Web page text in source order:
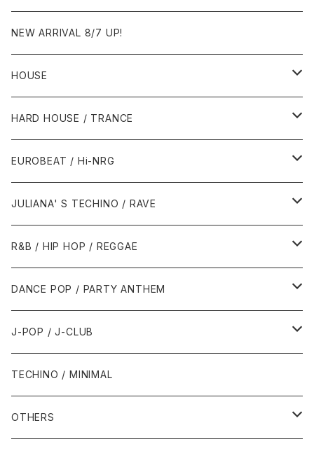
NEW ARRIVAL 8/7 UP!
HOUSE
1980年代
1987年・以前
1988年
1990年代
1990年
1991年
1995年
1996年
2000年代
2000年
2001年
2005年
2010年代
2010年
2011年
HARD HOUSE / TRANCE
1990年代
1994年・以前
1995年
1999年
2000年代
2000年
2001年
2005年
EUROBEAT / Hi-NRG
1980年代
1986年・以前
1987年
1990年代
1990年
1991年
2000年代
JULIANA' S TECHINO / RAVE
1990年代
1990年
1991年
2000年代
2000年
2001年
R&B / HIP HOP / REGGAE
1980年代
1985年・以前
1986年
1990年代
1990年
1991年
2000年代
2000年
DANCE POP / PARTY ANTHEM
1980年代
1988年・以前
1989年
1990年代
1990年
2000年代
J-POP / J-CLUB
1980年代
1990年代
TECHINO / MINIMAL
OTHERS